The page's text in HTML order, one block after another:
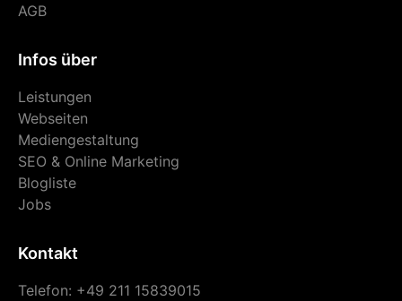
AGB
Infos über
Leistungen
Webseiten
Mediengestaltung
SEO & Online Marketing
Blogliste
Jobs
Kontakt
Telefon: +49 211 15839015